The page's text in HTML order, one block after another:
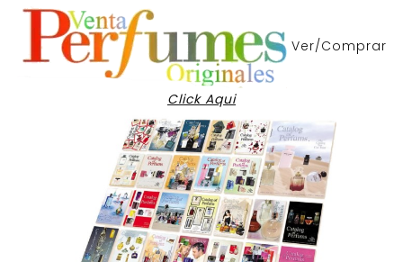
Ver/Comprar
Click Aqui